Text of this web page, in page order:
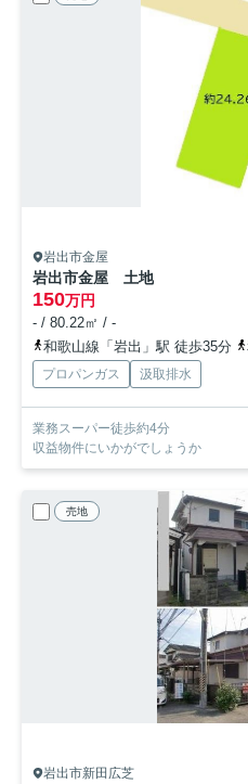
岩出市金屋
岩出市金屋 土地
150万円
- / 80.22㎡ / -
和歌山線「岩出」駅 徒歩35分
プロパンガス 汲取排水
業務スーパー徒歩約4分
収益物件にいかがでしょうか
売地
岩出市新田広芝